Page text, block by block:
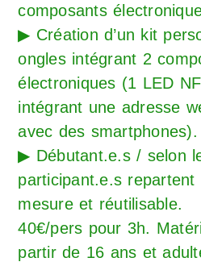
composants
▶ Création d’un kit
ongles intégrant 2
électroniques (1 LED
intégrant une adresse
avec des smartphones).
▶ Débutant.e.s / selon
participant.e.s
mesure et réutilisable.
40€/pers pour 3h.
partir de 16 ans et